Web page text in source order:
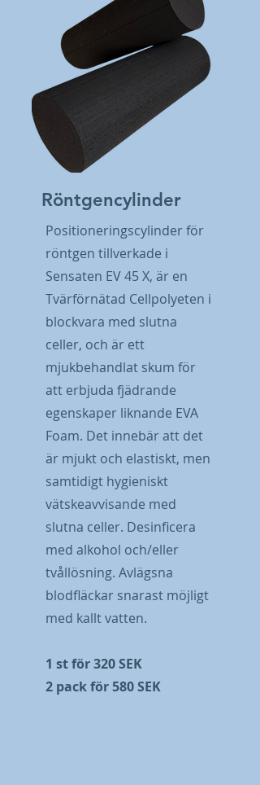
Röntgencylinder
Positioneringscylinder för
röntgen tillverkade i
Sensaten EV 45 X, är en
Tvärförnätad Cellpolyeten i
blockvara med slutna
celler, och är ett
mjukbehandlat skum för
att erbjuda fjädrande
egenskaper liknande EVA
Foam. Det innebär att det
är mjukt och elastiskt, men
samtidigt hygieniskt
vätskeavvisande med
slutna celler. Desinficera
med alkohol och/eller
tvållösning. Avlägsna
blodfläckar snarast möjligt
med kallt vatten.
1 st för 320 SEK
2 pack för 580 SEK